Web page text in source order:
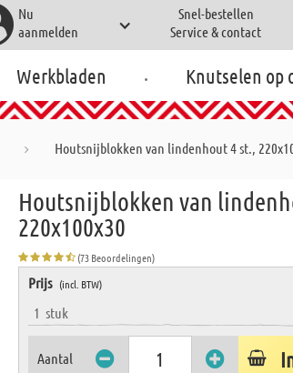
Nu
aanmelden
Snel-bestellen
Service & contact
Werkbladen . Knutselen op
Houtsnijblokken van lindenhout 4 st.,
Houtsnijblokken van
220x100x30
(73 Beoordelingen)
Prijs (incl. BTW)
1stuk
Aantal